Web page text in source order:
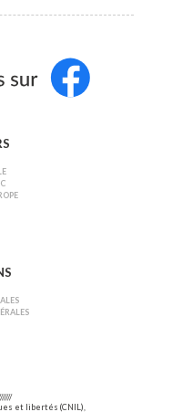
et libertés (CNIL),